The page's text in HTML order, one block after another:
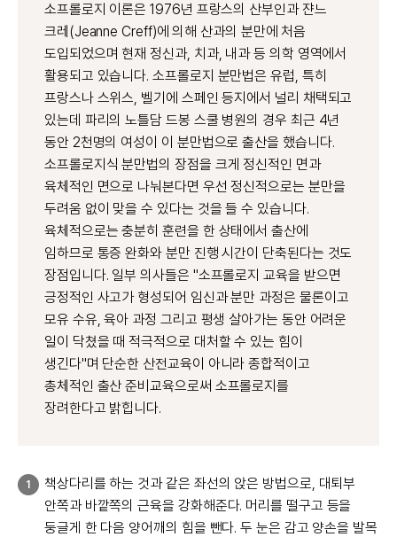
소프롤로지 이론은 1976년 프랑스의 산부인과 쟌느
크레(Jeanne Creff)에 의해 산과의 분만에 처음
도입되었으며 현재 정신과, 치과, 내과 등 의학 영역에서
활용되고 있습니다. 소프롤로지 분만법은 유럽, 특히
프랑스나 스위스, 벨기에 스페인 등지에서 널리 채택되고
있는데 파리의 노틀담 드봉 스쿨 병원의 경우 최근 4년
동안 2천명의 여성이 이 분만법으로 출산을 했습니다.
소프롤로지식 분만법의 장점을 크게 정신적인 면과
육체적인 면으로 나눠본다면 우선 정신적으로는 분만을
두려움 없이 맞을 수 있다는 것을 들 수 있습니다.
육체적으로는 충분히 훈련을 한 상태에서 출산에
임하므로 통증 완화와 분만 진행 시간이 단축된다는 것도
장점입니다. 일부 의사들은 "소프롤로지 교육을 받으면
긍정적인 사고가 형성되어 임신과 분만 과정은 물론이고
모유 수유, 육아 과정 그리고 평생 살아가는 동안 어려운
일이 닥쳤을 때 적극적으로 대처할 수 있는 힘이
생긴다"며 단순한 산전교육이 아니라 종합적이고
총체적인 출산 준비교육으로써 소프롤로지를
장려한다고 밝힙니다.
1
책상다리를 하는 것과 같은 좌선의 앉은 방법으로, 대퇴부
안쪽과 바깥쪽의 근육을 강화해준다. 머리를 떨구고 등을
둥글게 한 다음 양어깨의 힘을 뺀다. 두 눈은 감고 양손을 발목